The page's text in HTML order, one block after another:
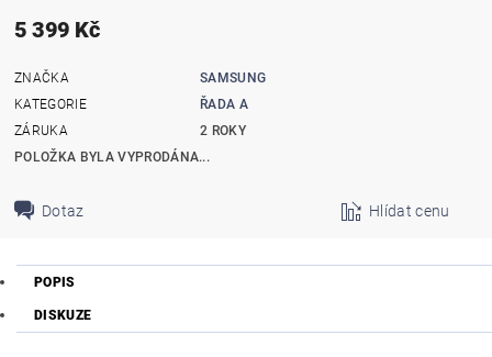
5 399 Kč
ZNAČKA
SAMSUNG
KATEGORIE
ŘADA A
ZÁRUKA
2 ROKY
POLOŽKA BYLA VYPRODÁNA...
Dotaz Hlídat cenu
POPIS
DISKUZE